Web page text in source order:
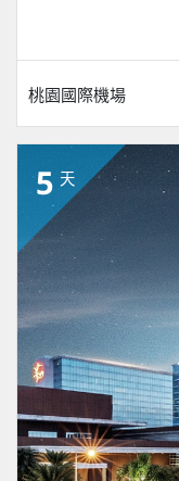
桃園國際機場
5 天